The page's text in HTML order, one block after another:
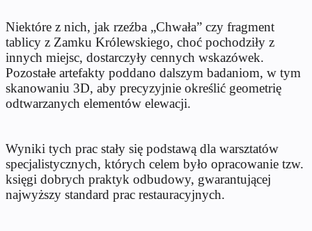
Niektóre z nich, jak rzeźba „Chwała” czy fragment
tablicy z Zamku Królewskiego, choć pochodziły z
innych miejsc, dostarczyły cennych wskazówek.
Pozostałe artefakty poddano dalszym badaniom, w tym
skanowaniu 3D, aby precyzyjnie określić geometrię
odtwarzanych elementów elewacji.
Wyniki tych prac stały się podstawą dla warsztatów
specjalistycznych, których celem było opracowanie tzw.
księgi dobrych praktyk odbudowy, gwarantującej
najwyższy standard prac restauracyjnych.